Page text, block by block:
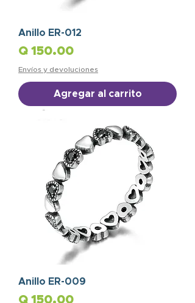
Anillo ER-012
Precio
Q 150.00
Envíos y devoluciones
Agregar al carrito
Anillo ER-009
Precio
Q 150.00